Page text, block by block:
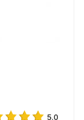
5.0